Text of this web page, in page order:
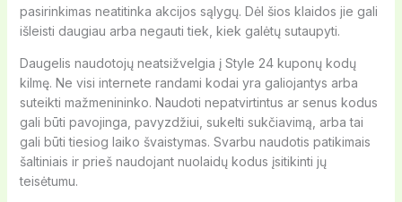
pasirinkimas neatitinka akcijos sąlygų. Dėl šios klaidos jie gali
išleisti daugiau arba negauti tiek, kiek galėtų sutaupyti.
Daugelis naudotojų neatsižvelgia į Style 24 kuponų kodų
kilmę. Ne visi internete randami kodai yra galiojantys arba
suteikti mažmenininko. Naudoti nepatvirtintus ar senus kodus
gali būti pavojinga, pavyzdžiui, sukelti sukčiavimą, arba tai
gali būti tiesiog laiko švaistymas. Svarbu naudotis patikimais
šaltiniais ir prieš naudojant nuolaidų kodus įsitikinti jų
teisėtumu.